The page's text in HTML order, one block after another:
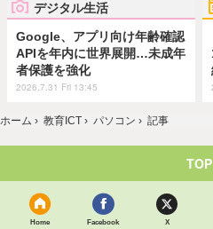
デジタル生活
Google、アプリ向け年齢確認
APIを年内に世界展開…未成年
者保護を強化
2026.7.31 Fri 13:45
ホーム › 教育ICT › パソコン › 記事
TOP
Home Facebook X